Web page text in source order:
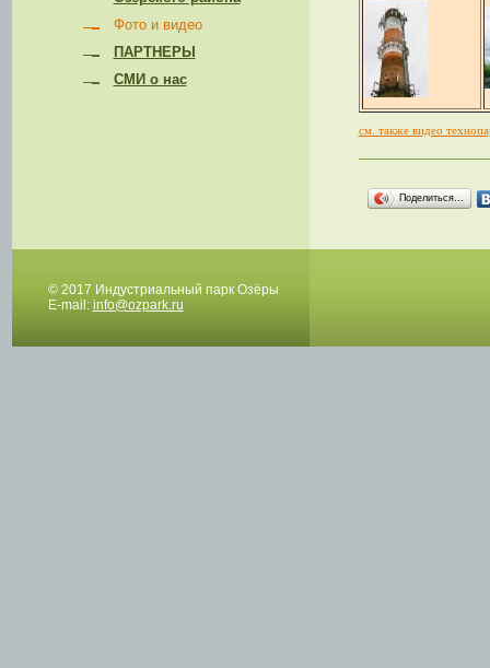
Фото и видео
ПАРТНЕРЫ
СМИ о нас
см. также видео
Поделиться…
© 2017 Индустриальный парк Озёры
E-mail: info@ozpark.ru